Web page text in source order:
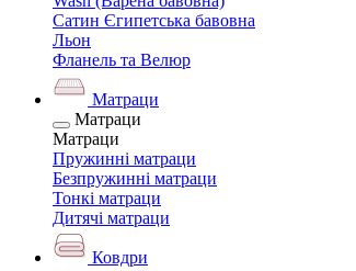
Сатин Єгипетська бавовна
Льон
Фланель та Велюр
Матраци
Матраци
Матраци
Пружинні матраци
Безпружинні матраци
Тонкі матраци
Дитячі матраци
Ковдри